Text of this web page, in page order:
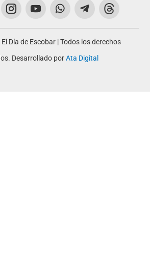
Día de Escobar | Todos los derechos
Desarrollado porAta Digital